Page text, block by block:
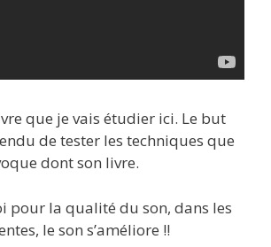
que je vais étudier ici. Le but
de tester les techniques que
dont son livre.
pour la qualité du son, dans les
le son s’améliore !!